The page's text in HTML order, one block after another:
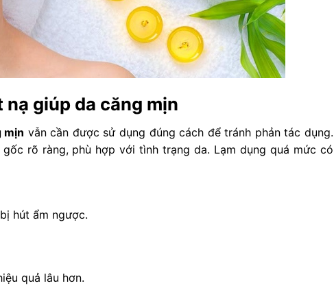
giúp da căng mịn
mịn vẫn cần được sử dụng đúng cách để tránh phản tác dụng.
rõ ràng, phù hợp với tình trạng da. Lạm dụng quá mức có
hút ẩm ngược.
quả lâu hơn.